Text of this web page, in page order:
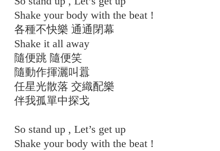
Shake your body with the beat !
各種不快樂 通通閉幕
Shake it all away
隨便跳 隨便笑
隨動作揮灑叫囂
任星光散落 交織配樂
伴我孤單中探戈
So stand up , Let’s get up
Shake your body with the beat !